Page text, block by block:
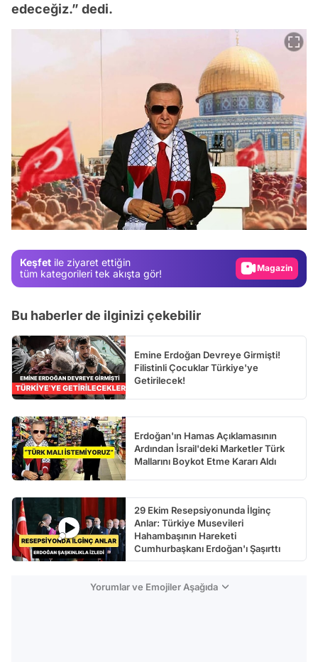
edeceğiz.” dedi.
Keşfet ile ziyaret ettiğin
tüm kategorileri tek akışta gör!
Video
Test
Magazin
Bu haberler de ilginizi çekebilir
Emine Erdoğan Devreye Girmişti!
Filistinli Çocuklar Türkiye'ye
Getirilecek!
Erdoğan'ın Hamas Açıklamasının
Ardından İsrail'deki Marketler Türk
Mallarını Boykot Etme Kararı Aldı
29 Ekim Resepsiyonunda İlginç
Anlar: Türkiye Musevileri
Hahambaşının Hareketi
Cumhurbaşkanı Erdoğan'ı Şaşırttı
Yorumlar ve Emojiler Aşağıda